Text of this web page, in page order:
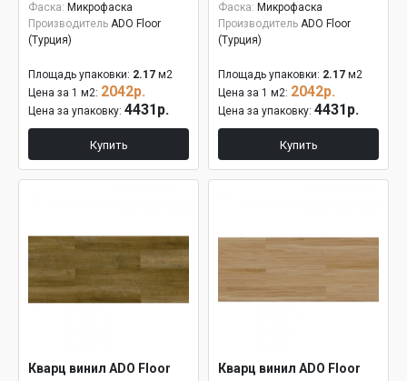
Фаска: Микрофаска
Производитель ADO Floor
(Турция)
Площадь упаковки: 2.17 м2
Цена за 1 м2: 2042р.
Цена за упаковку: 4431р.
Купить
Фаска: Микрофаска
Производитель ADO Floor
(Турция)
Площадь упаковки: 2.17 м2
Цена за 1 м2: 2042р.
Цена за упаковку: 4431р.
Купить
Кварц винил ADO Floor
Кварц винил ADO Floor